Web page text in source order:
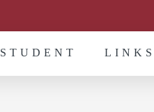
STUDENT LINKS